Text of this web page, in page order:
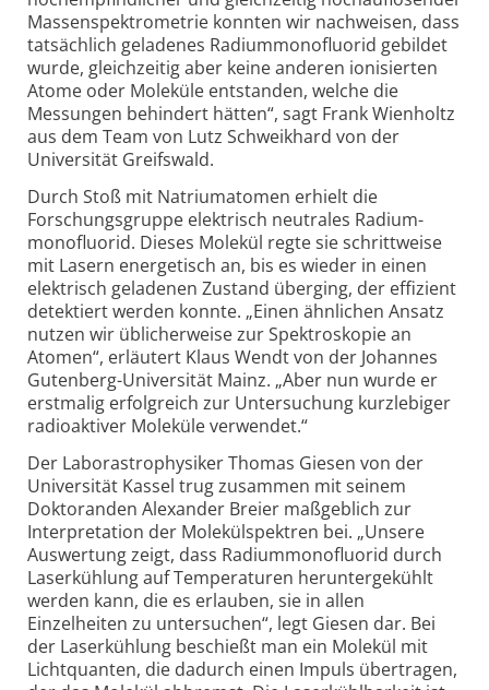
Massen­spektrometrie konnten wir nachweisen, dass
tatsächlich geladenes Radium­monofluorid gebildet
wurde, gleichzeitig aber keine anderen ionisierten
Atome oder Moleküle entstanden, welche die
Messungen behindert hätten“, sagt Frank Wienholtz
aus dem Team von Lutz Schweikhard von der
Universität Greifswald.
Durch Stoß mit Natriumatomen erhielt die
Forschungsgruppe elektrisch neutrales Radium­
monofluorid. Dieses Molekül regte sie schrittweise
mit Lasern energetisch an, bis es wieder in einen
elektrisch geladenen Zustand überging, der effizient
detektiert werden konnte. „Einen ähnlichen Ansatz
nutzen wir üblicherweise zur Spektroskopie an
Atomen“, erläutert Klaus Wendt von der Johannes
Gutenberg-Universität Mainz. „Aber nun wurde er
erstmalig erfolgreich zur Untersuchung kurzlebiger
radioaktiver Moleküle verwendet.“
Der Laborastrophysiker Thomas Giesen von der
Universität Kassel trug zusammen mit seinem
Doktoranden Alexander Breier maßgeblich zur
Interpretation der Molekül­spektren bei. „Unsere
Auswertung zeigt, dass Radiummonofluorid durch
Laserkühlung auf Temperaturen heruntergekühlt
werden kann, die es erlauben, sie in allen
Einzelheiten zu untersuchen“, legt Giesen dar. Bei
der Laser­kühlung beschießt man ein Molekül mit
Lichtquanten, die dadurch einen Impuls übertragen,